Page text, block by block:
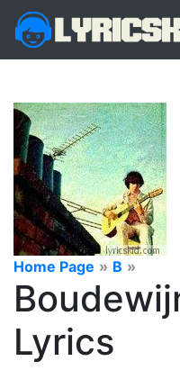
Home Page » B »
Lyrics